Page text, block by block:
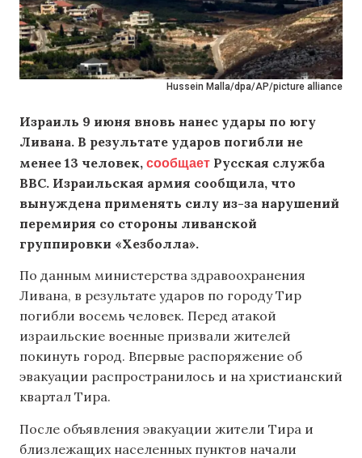
Hussein Malla/dpa/AP/picture alliance
Израиль 9 июня вновь нанес удары по югу
Ливана. В результате ударов погибли не
менее 13 человек, сообщает Русская служба
BBC. Израильская армия сообщила, что
вынуждена применять силу из-за нарушений
перемирия со стороны ливанской
группировки «Хезболла».
По данным министерства здравоохранения
Ливана, в результате ударов по городу Тир
погибли восемь человек. Перед атакой
израильские военные призвали жителей
покинуть город. Впервые распоряжение об
эвакуации распространилось и на христианский
квартал Тира.
После объявления эвакуации жители Тира и
близлежащих населенных пунктов начали